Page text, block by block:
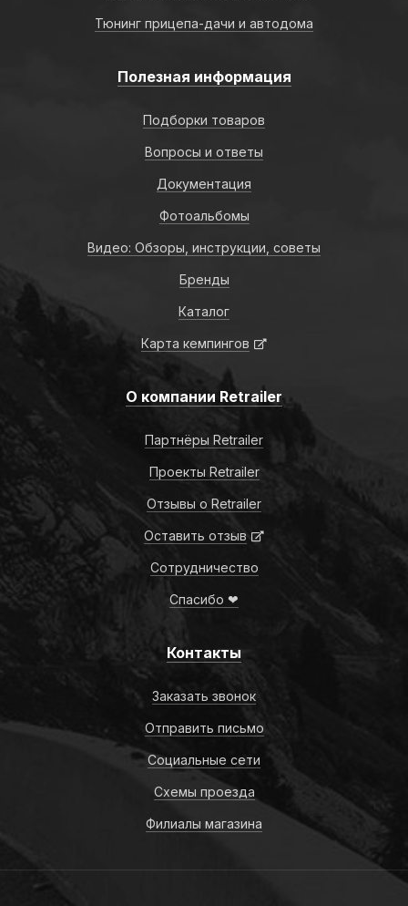
Тюнинг прицепа-дачи и автодома
Полезная информация
Подборки товаров
Вопросы и ответы
Документация
Фотоальбомы
Видео: Обзоры, инструкции, советы
Бренды
Каталог
Карта кемпингов
О компании Retrailer
Партнёры Retrailer
Проекты Retrailer
Отзывы о Retrailer
Оставить отзыв
Сотрудничество
Спасибо ❤
Контакты
Заказать звонок
Отправить письмо
Социальные сети
Схемы проезда
Филиалы магазина